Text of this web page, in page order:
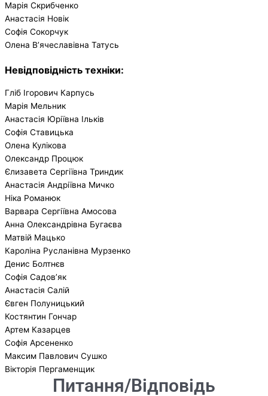
Марія Скрибченко
Анастасія Новік
Софія Сокорчук
Олена В’ячеславівна Татусь
Невідповідність техніки:
Гліб Ігорович Карпусь
Марія Мельник
Анастасія Юріївна Ільків
Софія Ставицька
Олена Кулікова
Олександр Процюк
Єлизавета Сергіївна Триндик
Анастасія Андріївна Мичко
Ніка Романюк
Варвара Сергіївна Амосова
Анна Олександрівна Бугаєва
Матвій Мацько
Кароліна Русланівна Мурзенко
Денис Болтнєв
Софія Садов’як
Анастасія Салій
Євген Полуницький
Костянтин Гончар
Артем Казарцев
Софія Арсененко
Максим Павлович Сушко
Вікторія Пергаменщик
Питання/Відповідь